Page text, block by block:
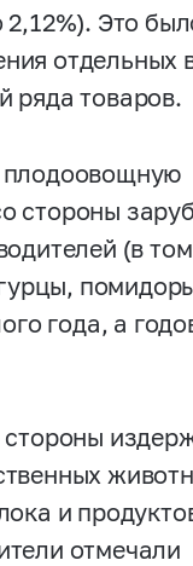
Это
отдельных
ряда товаров.
плодоовощную
стороны
(в том
года, а
и
отмечали